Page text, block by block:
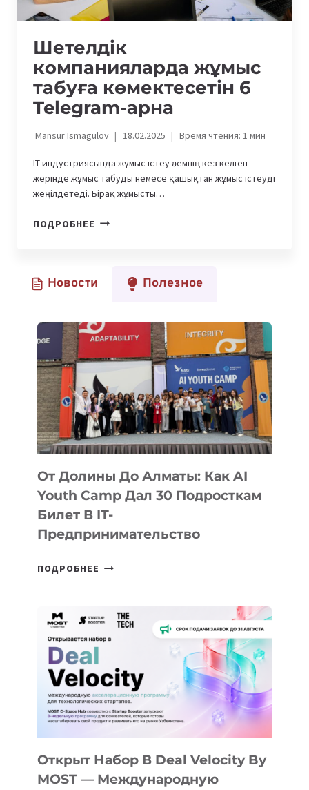
Шетелдік
компанияларда жұмыс
табуға көмектесетін 6
Telegram-арна
Mansur Ismagulov 18.02.2025 Время чтения: 1мин
IT-индустриясында жұмыс істеу әлемнің кез келген
жерінде жұмыс табуды немесе қашықтан жұмыс істеуді
жеңілдетеді. Бірақ жұмысты…
ПОДРОБНЕЕ ШЕТЕЛДІК
КӨМЕКТЕСЕТІН
АРНА
Новости Полезное
От Долины До Алматы: Как AI
Youth Camp Дал 30 Подросткам
Билет В IT-
Предпринимательство
ПОДРОБНЕЕ ОТ
АЛМАТЫ:
AI
YOUTH
CAMP
ДАЛ
30
ПОДРОСТКАМ
БИЛЕТ
В
Открыт Набор В Deal Velocity By
MOST — Международную